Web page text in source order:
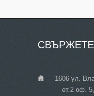
СВЪРЖЕТЕ
1606 ул.
ет.2 оф. 5,